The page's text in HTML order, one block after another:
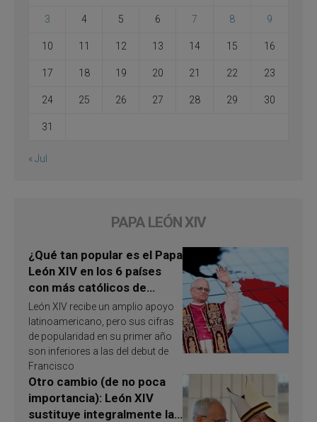
3 4 5 6 7 8 9
10 11 12 13 14 15 16
17 18 19 20 21 22 23
24 25 26 27 28 29 30
31
« Jul
PAPA LEÓN XIV
¿Qué tan popular es el Papa
León XIV en los 6 países
con más católicos de
América Latina en 2026?
Publican resultados de
investigación
León XIV recibe un amplio apoyo
latinoamericano, pero sus cifras
de popularidad en su primer año
son inferiores a las del debut de
Francisco
Otro cambio (de no poca
importancia): León XIV
sustituye integralmente la